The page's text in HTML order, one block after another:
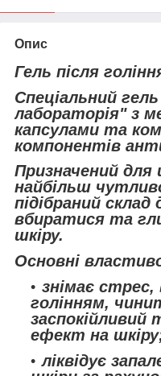
Опис
Гель після
Спеціальний
лабораторія" з
капсулами та
компонентів
Призначений для
найбільш
підібраний
вбиратися та
шкіру.
Основні
знімає стрес,
голінням,
заспокійливий
ефект на
ліквідує